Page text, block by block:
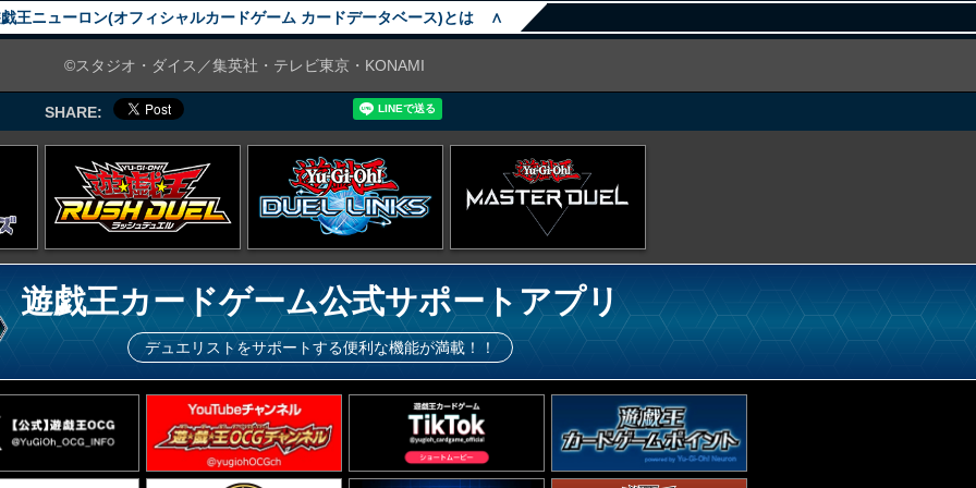
王ニューロン(オフィシャルカードゲーム カードデータベース)とは ∧
©スタジオ・ダイス／集英社・テレビ東京・KONAMI
SHARE:
遊戯王カードゲーム公式サポートアプリ
デュエリストをサポートする便利な機能が満載！！